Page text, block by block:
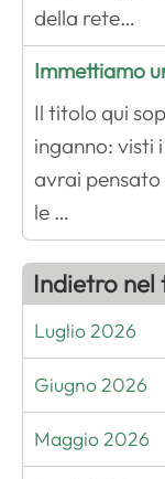
della rete…
Immettiamo
Il titolo qui
inganno: visti
avrai pensato
le …
Indietro nel
Luglio 2026
Giugno 2026
Maggio 2026